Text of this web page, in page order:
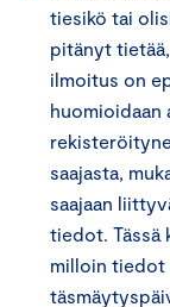
tiesikö tai
pitänyt
ilmoitus on
huomioidaan
saajasta,
saajaan
tiedot. Tässä
milloin tiedot